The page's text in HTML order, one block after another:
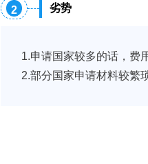
2 劣势
1.申请国家较多的话，费
2.部分国家申请材料较繁